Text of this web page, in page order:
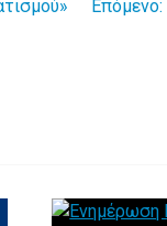
Επόμενο: